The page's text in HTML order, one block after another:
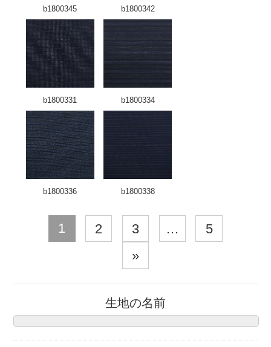
b1800345 b1800342
b1800331 b1800334
b1800336 b1800338
1 2 3 …
5
»
生地の名前